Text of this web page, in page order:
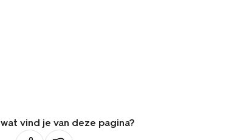
wat vind je van deze pagina?